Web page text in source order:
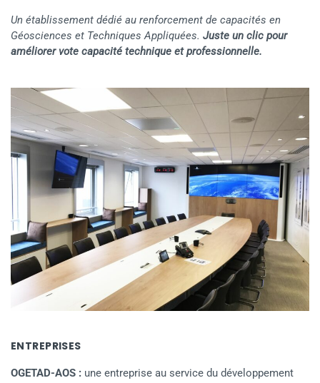
Un établissement dédié au renforcement de capacités en
Géosciences et Techniques Appliquées. Juste un clic pour
améliorer vote capacité technique et professionnelle.
ENTREPRISES
OGETAD-AOS : une entreprise au service du développement